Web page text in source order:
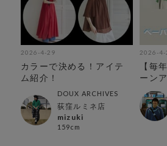
2026-4-29
カラーで決める！アイテ
ム紹介！
DOUX ARCHIVES
荻窪ルミネ店
mizuki
159cm
2026-4-
【毎
ーン